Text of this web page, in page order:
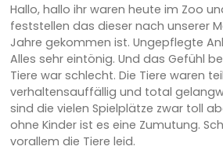
Hallo, hallo ihr waren heute im Zoo
feststellen das dieser nach unserer
Jahre gekommen ist. Ungepflegte
Alles sehr eintönig. Und das Gefühl
Tiere war schlecht. Die Tiere waren
verhaltensauffällig und total
sind die vielen Spielplätze zwar toll
ohne Kinder ist es eine Zumutung.
vorallem die Tiere leid.